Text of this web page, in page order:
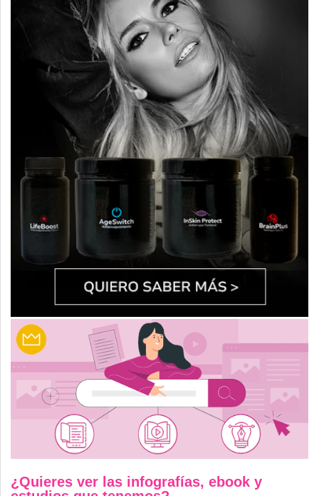
¿Quieres ver las infografías, ebook y